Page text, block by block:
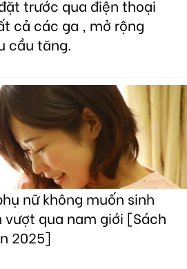
trước qua điện thoại
cả các ga , mở rộng
cầu tăng.
nữ không muốn sinh
qua nam giới [Sách
2025]